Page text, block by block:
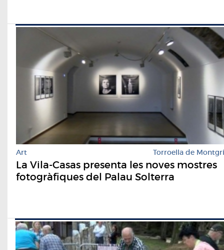
Art Torroella de Montgrí
La Vila-Casas presenta les noves mostres
fotogràfiques del Palau Solterra